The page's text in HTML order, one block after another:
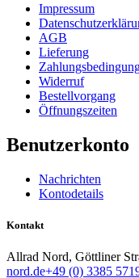
Impressum
AGB
Lieferung
Widerruf
Bestellvorgang
Öffnungszeiten
Benutzerkonto
Nachrichten
Kontodetails
Kontakt
Allrad Nord, Göttliner
nord.de+49 (0) 3385